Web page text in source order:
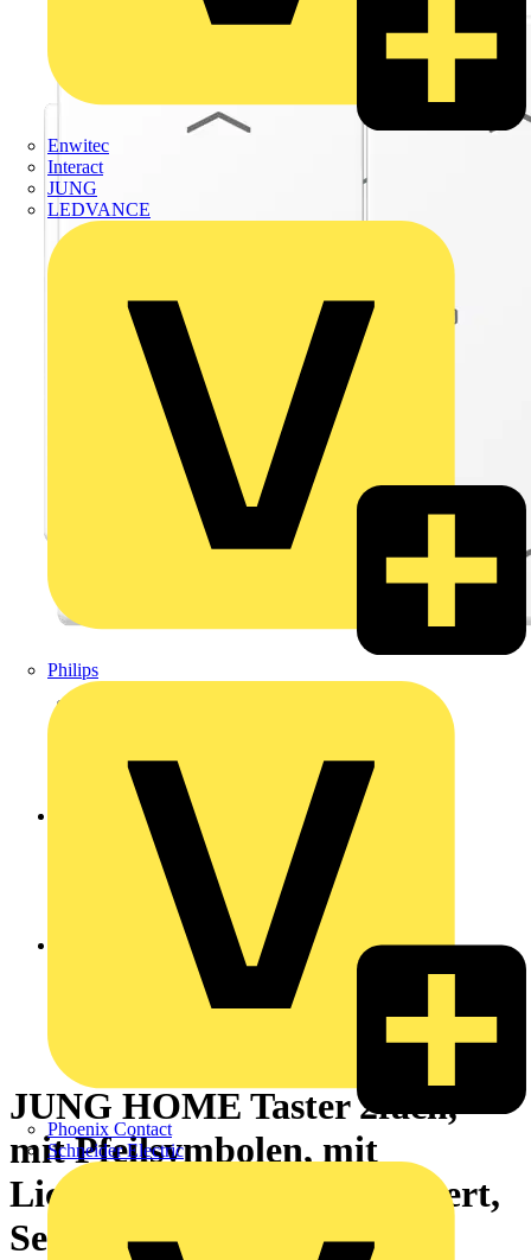
Enwitec
Interact
JUNG
LEDVANCE
Philips
Phoenix Contact
Schneider Electric
JUNG HOME Taster 2fach,
mit Pfeilsymbolen, mit
Lichtleiter, Duroplast lackiert,
Serie LS, schneeweiß matt